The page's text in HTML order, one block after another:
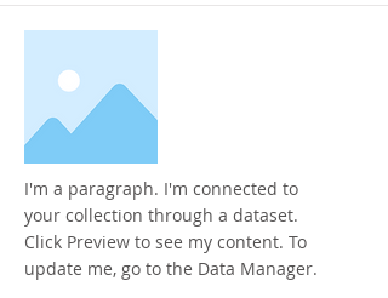
I'm a paragraph. I'm connected to
your collection through a dataset.
Click Preview to see my content. To
update me, go to the Data Manager.